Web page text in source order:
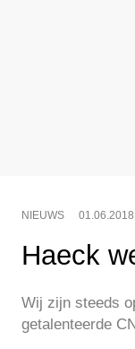
NIEUWS 01.06.2018
Haeck
Wij zijn steeds
getalenteerde